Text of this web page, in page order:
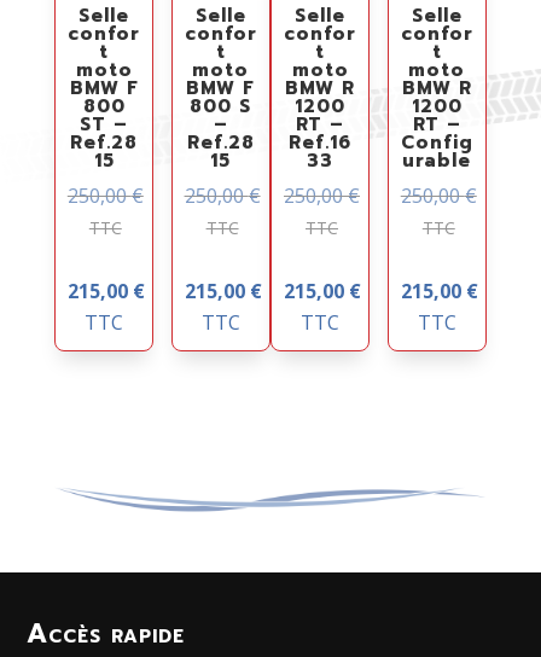
Selle
confor
t
moto
BMW F
800
ST –
Ref.28
15
250,00€
TTC
215,00 €
TTC
Selle
confor
t
moto
BMW F
800 S
–
Ref.28
15
250,00€
TTC
215,00 €
TTC
Selle
confor
t
moto
BMW R
1200
RT –
Ref.16
33
250,00€
TTC
215,00 €
TTC
Selle
confor
t
moto
BMW R
1200
RT –
Config
urable
250,00€
TTC
215,00 €
TTC
Accès rapide